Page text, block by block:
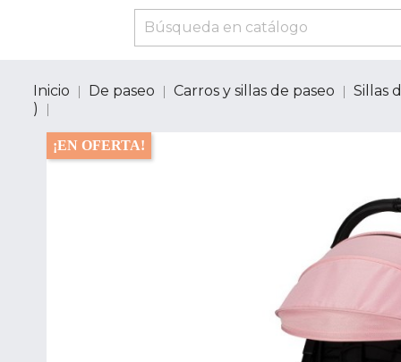
Inicio De paseo Carros y sillas de paseo
Sillas
)
¡EN OFERTA!